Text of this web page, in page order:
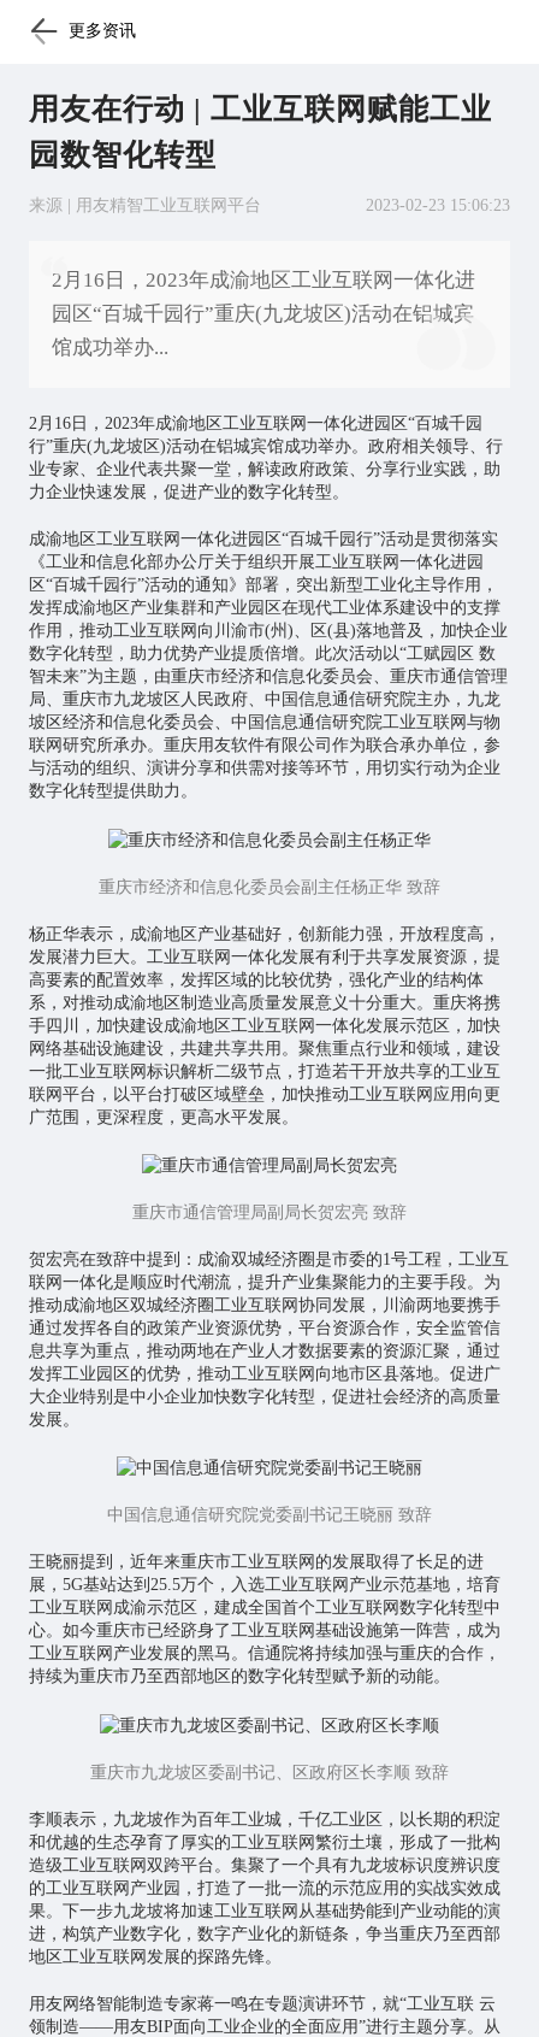
更多资讯
用友在行动 | 工业互联网赋能工业
园数智化转型
来源 | 用友精智工业互联网平台 2023-02-23 15:06:23
2月16日，2023年成渝地区工业互联网一体化进
园区“百城千园行”重庆(九龙坡区)活动在铝城宾
馆成功举办...
2月16日，2023年成渝地区工业互联网 一体化进园区“百城千园
行”重庆(九龙坡区)活动在铝城宾馆成功举办。政府相关领导、行
业专家、企业代表共聚一堂，解读政府政策、分享行业实践，助
力企业快速发展，促进产业的数字化转型。
成渝地区工业互联网一体化进园区“百城千园行”活动是贯彻落实
《工业和信息化部办公厅关于组织开展工业互联网一体化进园
区“百城千园行”活动的通知》部署，突出新型工业化主导作用，
发挥成渝地区产业集群和产业园区在现代工业体系建设中的支撑
作用，推动工业互联网向川渝市(州)、区(县)落地普及，加快企业
数字化转型，助力优势产业提质倍增。此次活动以“工赋园区 数
智未来”为主题，由重庆市经济和信息化委员会、重庆市通信管理
局、重庆市九龙坡区人民政府、中国信息通信研究院主办，九龙
坡区经济和信息化委员会、中国信息通信研究院工业互联网与物
联网 研究所承办。重庆用友软件有限公司作为联合承办单位，参
与活动的组织、演讲分享和供需对接等环节，用切实行动为企业
数字化转型提供助力。
重庆市经济和信息化委员会副主任杨正华 致辞
杨正华表示，成渝地区产业基础好，创新能力强，开放程度高，
发展潜力巨大。工业互联网一体化发展有利于共享发展资源，提
高要素的配置效率，发挥区域的比较优势，强化产业的结构体
系，对推动成渝地区制造业高质量发展意义十分重大。重庆将携
手四川，加快建设成渝地区工业互联网一体化发展示范区，加快
网络基础设施建设，共建共享共用。聚焦重点行业和领域，建设
一批工业互联网标识解析二级节点，打造若干开放共享的工业互
联网平台，以平台打破区域壁垒，加快推动工业互联网应用向更
广范围，更深程度，更高水平发展。
重庆市通信管理局副局长贺宏亮 致辞
贺宏亮在致辞中提到：成渝双城经济圈是市委的1号工程，工业互
联网一体化是顺应时代潮流，提升产业集聚能力的主要手段。为
推动成渝地区双城经济圈工业互联网协同发展，川渝两地要携手
通过发挥各自的政策产业资源优势，平台资源合作，安全监管信
息共享为重点，推动两地在产业人才数据要素的资源汇聚，通过
发挥工业园区的优势，推动工业互联网向地市区县落地。促进广
大企业特别是中小企业加快数字化转型，促进社会经济的高质量
发展。
中国信息通信研究院党委副书记王晓丽 致辞
王晓丽提到，近年来重庆市工业互联网的发展取得了长足的进
展，5G基站达到25.5万个，入选工业互联网产业示范基地，培育
工业互联网成渝示范区，建成全国首个工业互联网数字化转型中
心。如今重庆市已经跻身了工业互联网基础设施第一阵营，成为
工业互联网产业发展的黑马。信通院将持续加强与重庆的合作，
持续为重庆市乃至西部地区的数字化转型赋予新的动能。
重庆市九龙坡区委副书记、区政府区长李顺 致辞
李顺表示，九龙坡作为百年工业城，千亿工业区，以长期的积淀
和优越的生态孕育了厚实的工业互联网繁衍土壤，形成了一批构
造级工业互联网双跨平台。集聚了一个具有九龙坡标识度辨识度
的工业互联网产业园，打造了一批一流的示范应用的实战实效成
果。下一步九龙坡将加速工业互联网从基础势能到产业动能的演
进，构筑产业数字化，数字产业化的新链条，争当重庆乃至西部
地区工业互联网发展的探路先锋。
用友网络智能制造专家蒋一鸣在专题演讲环节，就“工业互联 云
领制造——用友BIP面向工业企业的全面应用”进行主题分享。从